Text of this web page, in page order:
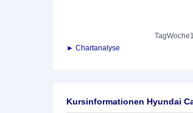
TagWoche
► Chartanalyse
Kursinformationen Hyundai